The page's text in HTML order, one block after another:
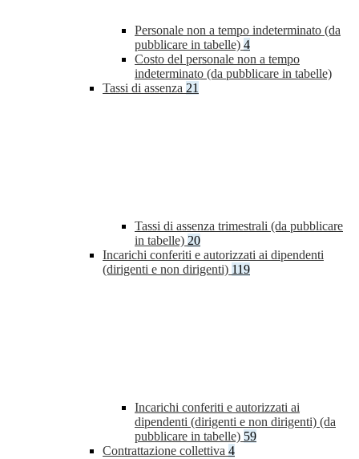
Personale non a tempo indeterminato (da
pubblicare in tabelle) 4
Costo del personale non a tempo
indeterminato (da pubblicare in tabelle)
Tassi di assenza 21
Tassi di assenza trimestrali (da pubblicare
in tabelle) 20
Incarichi conferiti e autorizzati ai dipendenti
(dirigenti e non dirigenti) 119
Incarichi conferiti e autorizzati ai
dipendenti (dirigenti e non dirigenti) (da
pubblicare in tabelle) 59
Contrattazione collettiva 4